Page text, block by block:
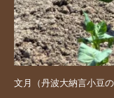
文月（丹波大納言小豆の